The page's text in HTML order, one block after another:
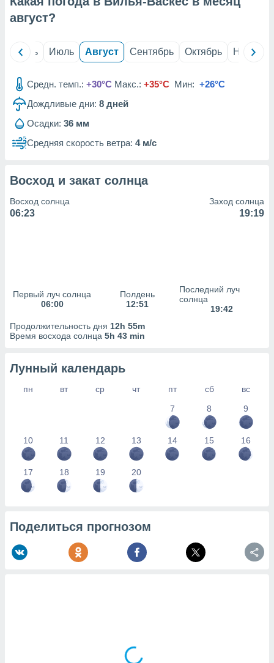
из
данных
наших 1199
август?
Июнь Июль Август Сентябрь Октябрь Ноябрь
Средн. темп.: +30°C Макс.: +35°C Мин: +26°C
Дождливые дни: 8 дней
Осадки: 36 мм
Средняя скорость ветра: 4 м/с
Восход и закат солнца
Восход солнца
06:23
Заход солнца
19:19
Первый луч солнца
06:00
Полдень
12:51
Последний луч
солнца
19:42
Продолжительность дня 12h 55m
Время восхода солнца 5h 43 min
Лунный календарь
пн вт ср чт пт сб
вс
7
8 9
10 11 12 13 14 15 16
17 18 19 20
Поделиться прогнозом